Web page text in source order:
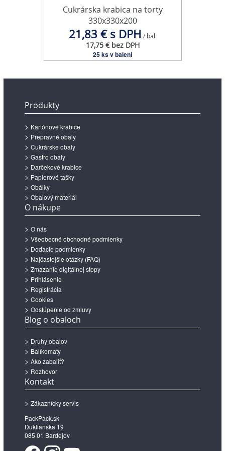
Cukrárska krabica na torty
330x330x200
21,83 € s DPH / bal.
17,75 € bez DPH
25 ks v balení
Produkty
Kartónové krabice
Prepravné obaly
Cukrárske obaly
Gastro obaly
Darčekové krabice
Papierové tašky
Obálky
Obalový materiál
O nákupe
O nás
Všeobecné obchodné podmienky
Dodacie podmienky
Najčastejšie otázky (FAQ)
Zmazanie digitálnej stopy
Prihlásenie
Registrácia
Cookies
Odstúpenie od zmluvy
Blog o obaloch
Druhy obalov
Balíkomaty
Ako zabaliť?
Rozhovor
Kontakt
Zákaznícky servis
PackPack.sk
Duklianska 19
085 01 Bardejov